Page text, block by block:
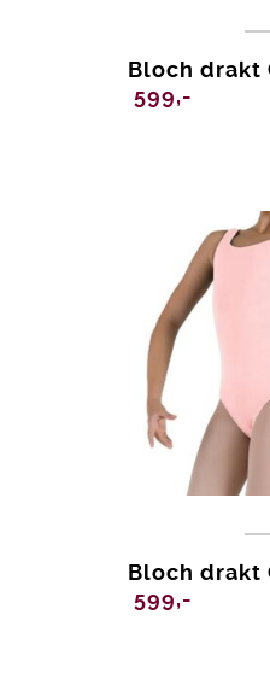
Bloch drakt
599,-
Bloch drakt
599,-